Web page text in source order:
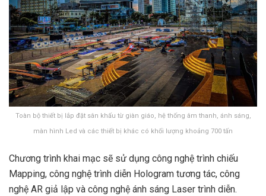
Toàn bộ thiết bị lắp đặt sân khấu từ giàn giáo, hệ thống âm thanh, ánh sáng,
màn hình Led và các thiết bị khác có khối lượng khoảng 700 tấn
Chương trình khai mạc sẽ sử dụng công nghệ trình chiếu
Mapping, công nghệ trình diễn Hologram tương tác, công
nghệ AR giả lập và công nghệ ánh sáng Laser trình diễn.